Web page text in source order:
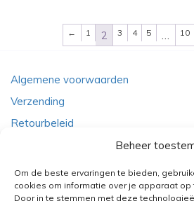
Beheer
Om de beste ervaringen te bieden,
cookies om informatie over je apparaat
Door in te stemmen met deze
← 1 2 3 4 5 10
Algemene voorwaarden
Verzending
Retourbeleid
© 2026The